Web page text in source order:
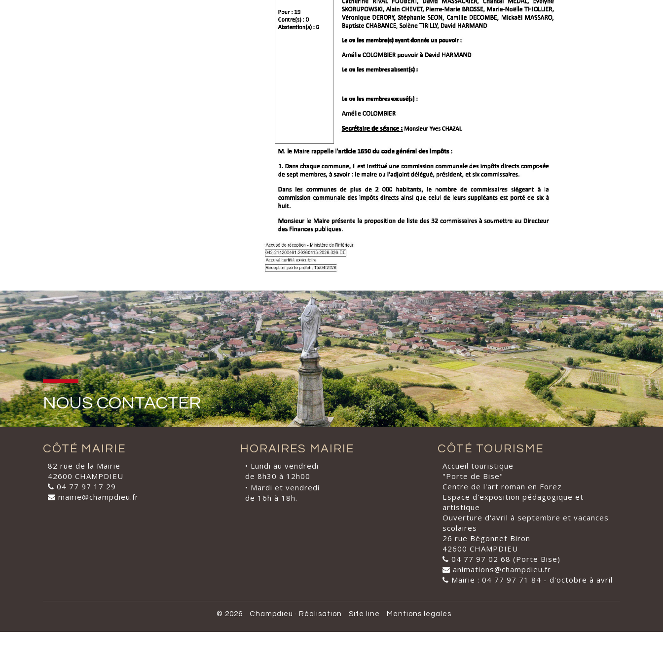
NOUS CONTACTER
CÔTÉ MAIRIE
82 rue de la Mairie
42600 CHAMPDIEU
04 77 97 17 29
mairie@champdieu.fr
HORAIRES MAIRIE
• Lundi au vendredi
de 8h30 à 12h00
• Mardi et vendredi
de 16h à 18h.
CÔTÉ TOURISME
Accueil touristique
"Porte de Bise"
Centre de l'art roman en Forez
Espace d'exposition pédagogique et
artistique
Ouverture d'avril à septembre et vacances
scolaires
26 rue Bégonnet Biron
42600 CHAMPDIEU
04 77 97 02 68 (Porte Bise)
animations@champdieu.fr
Mairie : 04 77 97 71 84 - d'octobre à avril
© 2026 Champdieu · Réalisation Site line Mentions legales